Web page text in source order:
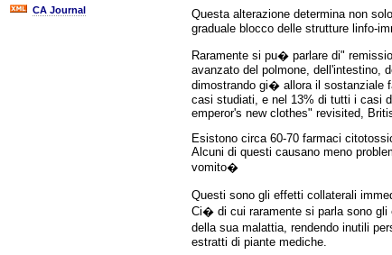
CA Journal
Questa alterazione determina non
graduale blocco delle strutture linfo-
Raramente si pu� parlare di"
avanzato del polmone, dell'intestino,
dimostrando gi� allora il sostanziale
casi studiati, e nel 13% di tutti i casi
emperor's new clothes" revisited,
Esistono circa 60-70 farmaci
Alcuni di questi causano meno
vomito�
Questi sono gli effetti collaterali
Ci� di cui raramente si parla sono
della sua malattia, rendendo inutili
estratti di piante mediche.